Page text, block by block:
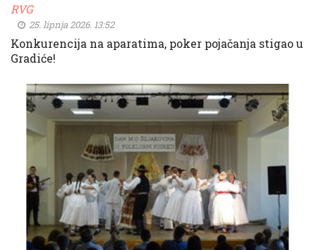
RVG
25. lipnja 2026. 13:52
Konkurencija na aparatima, poker pojačanja stigao u
Gradiće!